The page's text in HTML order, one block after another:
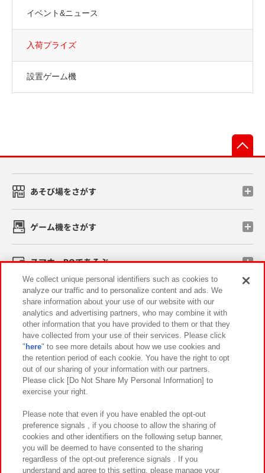
イベント&ニュース
入荷プライズ
設置ゲーム機
あそび場をさがす
ゲーム機をさがす
スマホ・PCであそぶ
イベント・キャンペーン
関連会社 サステナビリティ サイトポリシー
プライバシーポリシー ウェブアクセシビリティ方針と検証結果
お取引先さまとともに
カスタマーハラスメント対応方針 よくあるご質問・お問い合わせ
We collect unique personal identifiers such as cookies to
analyze our traffic and to personalize content and ads. We
share information about your use of our website with our
analytics and advertising partners, who may combine it with
other information that you have provided to them or that they
have collected from your use of their services. Please click
" here" to see more details about how we use cookies and
the retention period of each cookie. You have the right to opt
out of our sharing of your information with our partners.
Please click [Do Not Share My Personal Information] to
exercise your right.
Please note that even if you have enabled the opt-out
preference signals , if you choose to allow the sharing of
cookies and other identifiers on the following setup banner,
you will be deemed to have consented to the sharing
regardless of the opt-out preference signals . If you
understand and agree to this setting, please manage your